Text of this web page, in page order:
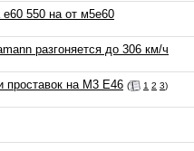
550 на от м5е60
разгоняется до 306 км/ч
проставок на M3 E46 ( 1 2 3)